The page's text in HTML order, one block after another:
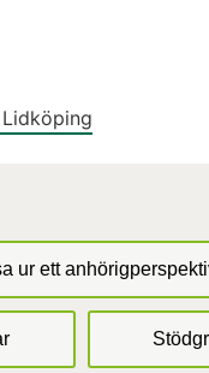
ur ett